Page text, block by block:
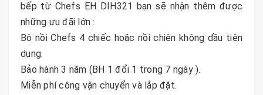
bếp từ Chefs EH DIH321 bạn sẽ nhận thêm được
những ưu đãi lớn :
Bộ nồi Chefs 4 chiếc hoặc nồi chiên không dầu tiện
dụng.
Bảo hành 3 năm (BH 1 đổi 1 trong 7 ngày ).
Miễn phí công vận chuyển và lắp đặt.